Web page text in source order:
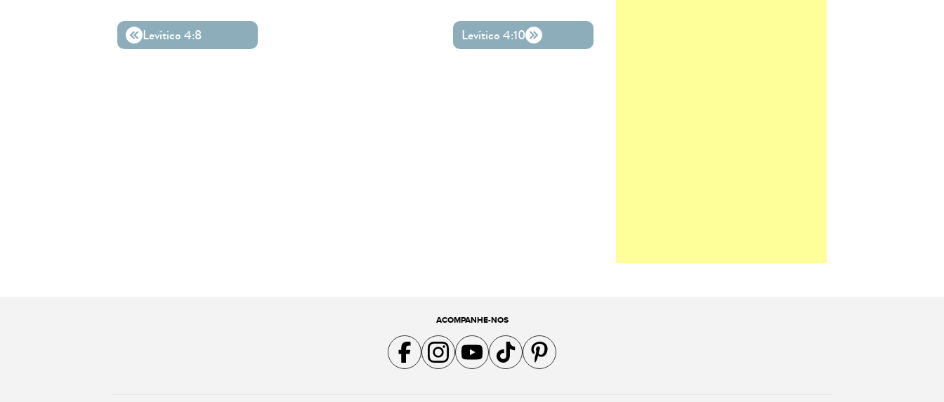
Levítico 4:8 Levítico 4:10
ACOMPANHE-NOS
Acompanhe a gente no Facebook
Acompanhe a gente no Instagram
Acompanhe a gente no YouTube
Acompanhe a gente no TikTok
Acompanhe a gente no Pinterest